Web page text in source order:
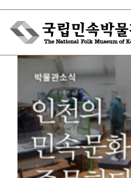
Skip
content
박물관에서는
민속이야기
민속 인사이드